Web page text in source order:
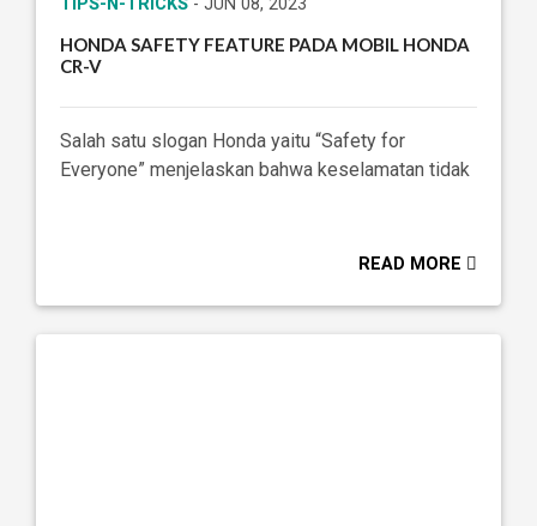
- JUN 08, 2023
HONDA SAFETY FEATURE PADA MOBIL HONDA
CR-V
Salah satu slogan Honda yaitu “Safety for
Everyone” menjelaskan bahwa keselamatan tidak
READ MORE